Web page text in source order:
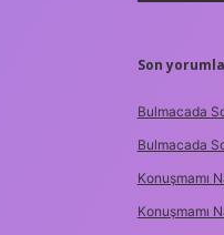
Son
Bulmacada
Bulmacada
Konuşmamı
Konuşmamı